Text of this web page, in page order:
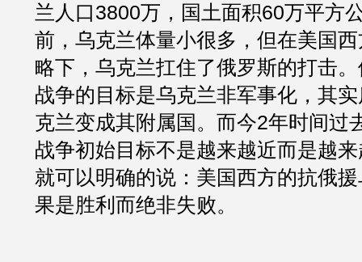
兰人口3800万，国土面积60万平方
前，乌克兰体量小很多，但在美国
略下，乌克兰扛住了俄罗斯的打击
战争的目标是乌克兰非军事化，其
克兰变成其附属国。而今2年时间过
战争初始目标不是越来越近而是越
就可以明确的说：美国西方的抗俄
果是胜利而绝非失败。